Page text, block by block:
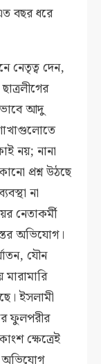
বছর ধরে
নেতৃত্ব দেন,
আদু
নয়; নানা
প্রশ্ন উঠছে
না
নেতাকর্মী
অভিযোগ।
যৌন
ইসলামী
ফুলপরীর
ক্ষেত্রেই